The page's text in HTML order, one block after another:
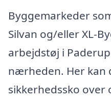
Byggemarkeder
Silvan og/eller XL-
arbejdstøj i
nærheden. Her kan
sikkerhedssko over